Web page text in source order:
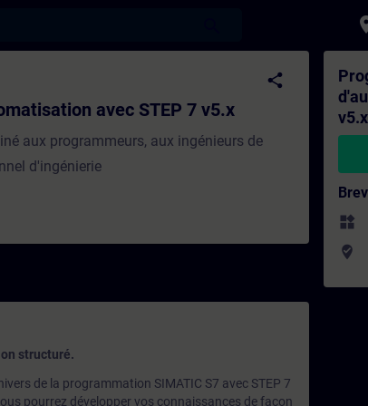
STEP 7 v5.x - Formação -
share
avec STEP 7 v5.x
aux programmeurs, aux ingénieurs de
d'ingénierie
structuré.
de la programmation SIMATIC S7 avec STEP 7
pourrez développer vos connaissances de façon
v5.x
widgets
where_to_vote